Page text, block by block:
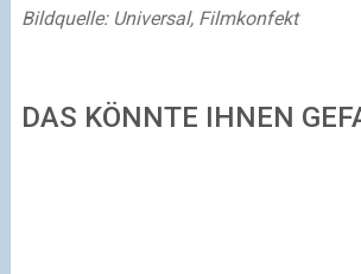
Bildquelle: Universal, Filmkonfekt
DAS KÖNNTE IHNEN